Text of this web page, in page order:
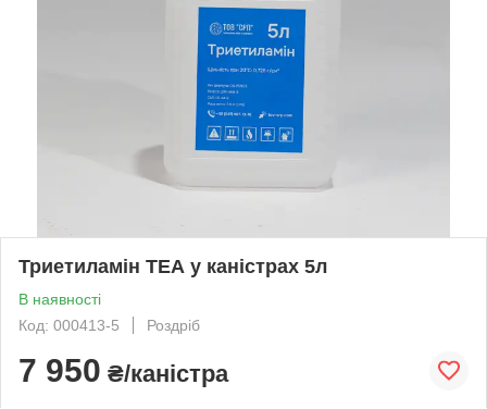
Триетиламін ТЕА у каністрах 5л
В наявності
Код: 000413-5
Роздріб
7 950 ₴/каністра